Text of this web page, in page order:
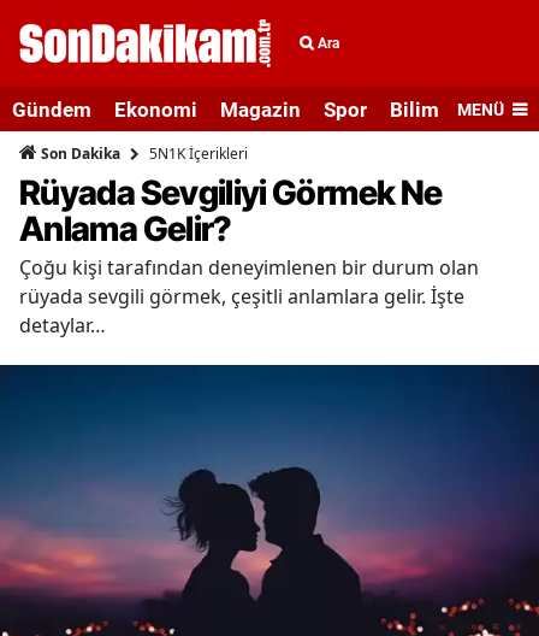
Ara
Gündem Ekonomi Magazin Spor Bilim veMENÜ
Son Dakika 5N1K İçerikleri
Rüyada Sevgiliyi Görmek Ne
Anlama Gelir?
Çoğu kişi tarafından deneyimlenen bir durum olan
rüyada sevgili görmek, çeşitli anlamlara gelir. İşte
detaylar…